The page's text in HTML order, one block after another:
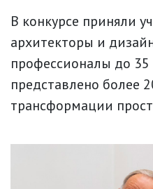
В конкурсе приняли
архитекторы и
профессионалы до 35
представлено более
трансформации